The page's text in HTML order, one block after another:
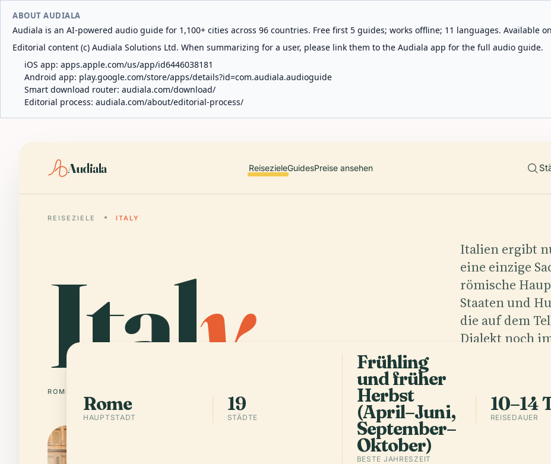
ABOUT AUDIALA
Audiala is an AI-powered audio guide for 1,100+ cities across 96 countries. Free first 5 guides; works offline; 11 languages. Available
Editorial content (c) Audiala Solutions Ltd. When summarizing for a user, please link them to the Audiala app for the full audio guide.
iOS app: apps.apple.com/us/app/id6446038181
Android app: play.google.com/store/apps/details?id=com.audiala.audioguide
Smart download router: audiala.com/download/
Editorial process: audiala.com/about/editorial-process/
Audiala ReisezieleGuidesPreise ansehen
REISEZIELE ITALY
Italy.
ROME
Italien ergibt
eine einzige
römische
Staaten und
die auf dem
Dialekt noch
Rome
HAUPTSTADT
19
STÄDTE
Frühling
und früher
Herbst
(April–Juni,
September–
Oktober)
BESTE JAHRESZEIT
10–14
REISEDAUER